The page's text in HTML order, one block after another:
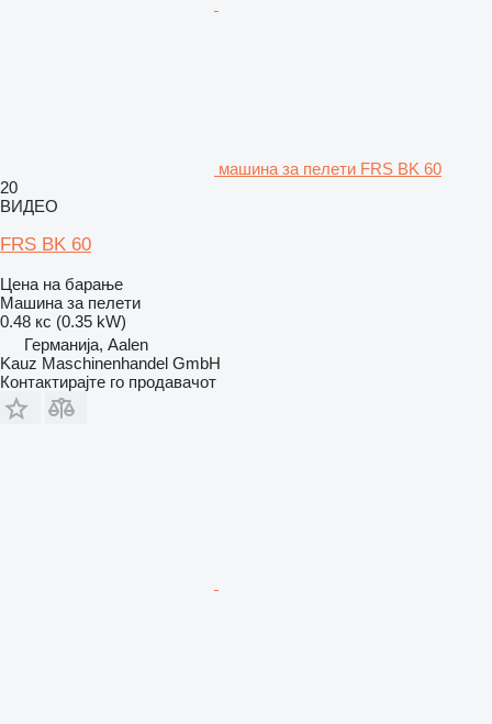
машина за пелети FRS BK 60
20
ВИДЕО
FRS BK 60
Цена на барање
Машина за пелети
0.48 кс (0.35 kW)
Германија, Aalen
Kauz Maschinenhandel GmbH
Контактирајте го продавачот